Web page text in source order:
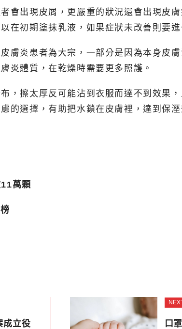
會出現皮屑，更嚴重的狀況還會出現皮
在初期塗抹乳液，如果症狀未改善則要進
膚炎患者為大宗，一部分是因為本身皮
炎體質，在乾燥時需要更多照護。
，擦太厚反可能沾到衣服而達不到效果
的選擇，有助把水鎖在皮膚裡，達到保溼
萬顆
成立役
口